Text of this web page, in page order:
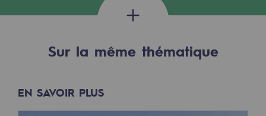
Captage de CO2
Concertations CH4, H2 et CO2
Espace pédagogique
Sur la même thématique
EN SAVOIR PLUS